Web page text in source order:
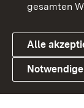
Link zum
Cookies
gesamten
Alle